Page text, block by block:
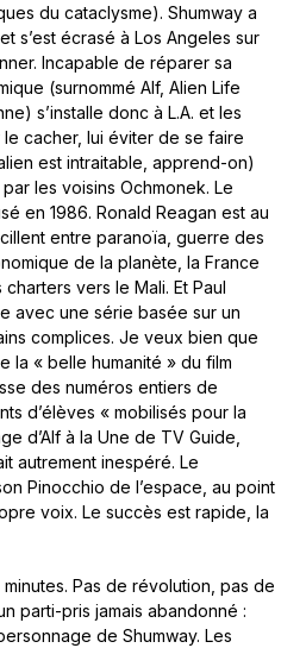
du cataclysme). Shumway a
s’est écrasé à Los Angeles sur
Incapable de réparer sa
(surnommé Alf, Alien Life
s’installe donc à L.A. et les
le cacher, lui éviter de se faire
est intraitable, apprend-on)
les voisins Ochmonek. Le
en 1986. Ronald Reagan est au
entre paranoïa, guerre des
de la planète, la France
vers le Mali. Et Paul
avec une série basée sur un
complices. Je veux bien que
la « belle humanité » du film
des numéros entiers de
d’élèves « mobilisés pour la
d’Alf à la Une de TV Guide,
autrement inespéré. Le
Pinocchio de l’espace, au point
voix. Le succès est rapide, la
Pas de révolution, pas de
parti-pris jamais abandonné :
de Shumway. Les